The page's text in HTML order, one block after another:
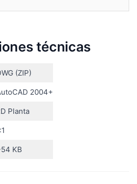
técnicas
(ZIP)
2004+
Planta
KB